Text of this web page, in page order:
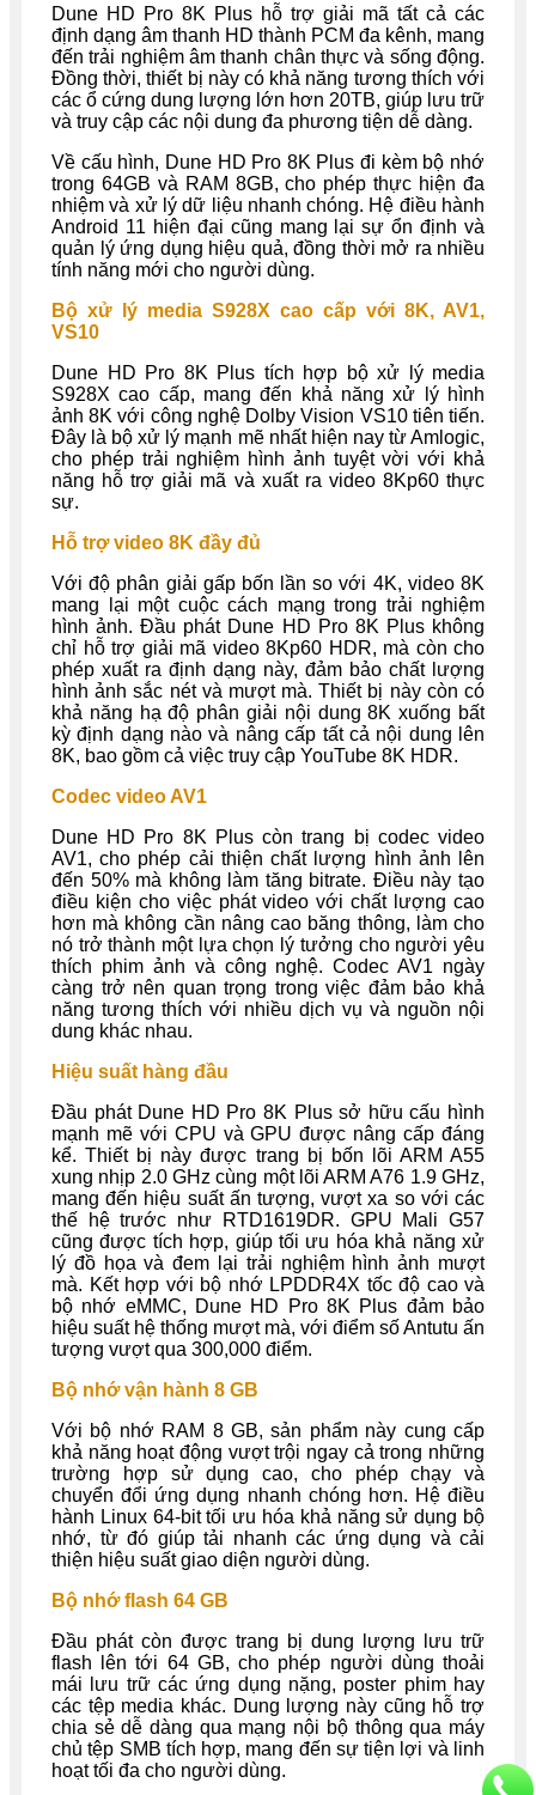
Dune HD Pro 8K Plus hỗ trợ giải mã tất cả các
định dạng âm thanh HD thành PCM đa kênh, mang
đến trải nghiệm âm thanh chân thực và sống động.
Đồng thời, thiết bị này có khả năng tương thích với
các ổ cứng dung lượng lớn hơn 20TB, giúp lưu trữ
và truy cập các nội dung đa phương tiện dễ dàng.
Về cấu hình, Dune HD Pro 8K Plus đi kèm bộ nhớ
trong 64GB và RAM 8GB, cho phép thực hiện đa
nhiệm và xử lý dữ liệu nhanh chóng. Hệ điều hành
Android 11 hiện đại cũng mang lại sự ổn định và
quản lý ứng dụng hiệu quả, đồng thời mở ra nhiều
tính năng mới cho người dùng.
Bộ xử lý media S928X cao cấp với 8K, AV1,
VS10
Dune HD Pro 8K Plus tích hợp bộ xử lý media
S928X cao cấp, mang đến khả năng xử lý hình
ảnh 8K với công nghệ Dolby Vision VS10 tiên tiến.
Đây là bộ xử lý mạnh mẽ nhất hiện nay từ Amlogic,
cho phép trải nghiệm hình ảnh tuyệt vời với khả
năng hỗ trợ giải mã và xuất ra video 8Kp60 thực
sự.
Hỗ trợ video 8K đầy đủ
Với độ phân giải gấp bốn lần so với 4K, video 8K
mang lại một cuộc cách mạng trong trải nghiệm
hình ảnh. Đầu phát Dune HD Pro 8K Plus không
chỉ hỗ trợ giải mã video 8Kp60 HDR, mà còn cho
phép xuất ra định dạng này, đảm bảo chất lượng
hình ảnh sắc nét và mượt mà. Thiết bị này còn có
khả năng hạ độ phân giải nội dung 8K xuống bất
kỳ định dạng nào và nâng cấp tất cả nội dung lên
8K, bao gồm cả việc truy cập YouTube 8K HDR.
Codec video AV1
Dune HD Pro 8K Plus còn trang bị codec video
AV1, cho phép cải thiện chất lượng hình ảnh lên
đến 50% mà không làm tăng bitrate. Điều này tạo
điều kiện cho việc phát video với chất lượng cao
hơn mà không cần nâng cao băng thông, làm cho
nó trở thành một lựa chọn lý tưởng cho người yêu
thích phim ảnh và công nghệ. Codec AV1 ngày
càng trở nên quan trọng trong việc đảm bảo khả
năng tương thích với nhiều dịch vụ và nguồn nội
dung khác nhau.
Hiệu suất hàng đầu
Đầu phát Dune HD Pro 8K Plus sở hữu cấu hình
mạnh mẽ với CPU và GPU được nâng cấp đáng
kể. Thiết bị này được trang bị bốn lõi ARM A55
xung nhịp 2.0 GHz cùng một lõi ARM A76 1.9 GHz,
mang đến hiệu suất ấn tượng, vượt xa so với các
thế hệ trước như RTD1619DR. GPU Mali G57
cũng được tích hợp, giúp tối ưu hóa khả năng xử
lý đồ họa và đem lại trải nghiệm hình ảnh mượt
mà. Kết hợp với bộ nhớ LPDDR4X tốc độ cao và
bộ nhớ eMMC, Dune HD Pro 8K Plus đảm bảo
hiệu suất hệ thống mượt mà, với điểm số Antutu ấn
tượng vượt qua 300,000 điểm.
Bộ nhớ vận hành 8 GB
Với bộ nhớ RAM 8 GB, sản phẩm này cung cấp
khả năng hoạt động vượt trội ngay cả trong những
trường hợp sử dụng cao, cho phép chạy và
chuyển đổi ứng dụng nhanh chóng hơn. Hệ điều
hành Linux 64-bit tối ưu hóa khả năng sử dụng bộ
nhớ, từ đó giúp tải nhanh các ứng dụng và cải
thiện hiệu suất giao diện người dùng.
Bộ nhớ flash 64 GB
Đầu phát còn được trang bị dung lượng lưu trữ
flash lên tới 64 GB, cho phép người dùng thoải
mái lưu trữ các ứng dụng nặng, poster phim hay
các tệp media khác. Dung lượng này cũng hỗ trợ
chia sẻ dễ dàng qua mạng nội bộ thông qua máy
chủ tệp SMB tích hợp, mang đến sự tiện lợi và linh
hoạt tối đa cho người dùng.